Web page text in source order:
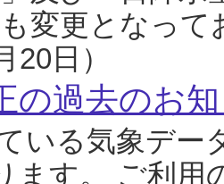
変更となっ
20日）
の過去のお
いる気象デー
ます。 ご利用